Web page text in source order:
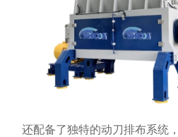
还配备了独特的动刀排布系统